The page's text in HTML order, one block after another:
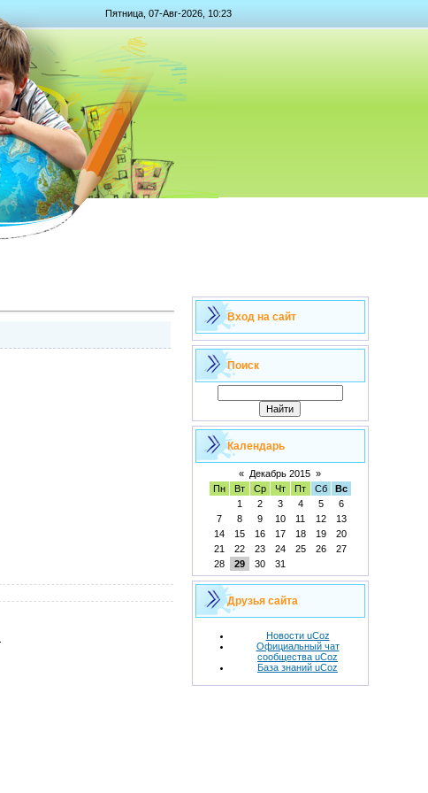
Пятница, 07-Авг-2026, 10:23
Вход на сайт
Поиск
Календарь
« Декабрь 2015 »
Пн
Вт Ср Чт Пт Сб
Вс
1
2 3 4 5
6
7
8 9 10 11 12
13
14
15 16 17 18 19
20
21
22 23 24 25 26
27
28
29 30 31
Друзья сайта
Новости uCoz
Официальный чат
сообщества uCoz
База знаний uCoz